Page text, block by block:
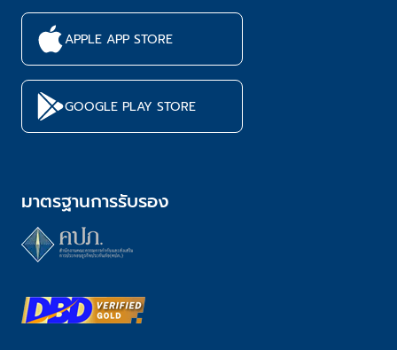
APPLE APP STORE
GOOGLE PLAY STORE
มาตรฐานการรับรอง